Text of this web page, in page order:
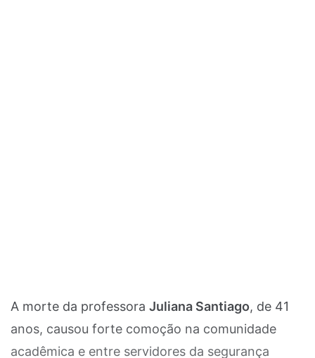
A morte da professora Juliana Santiago, de 41
anos, causou forte comoção na comunidade
acadêmica e entre servidores da segurança